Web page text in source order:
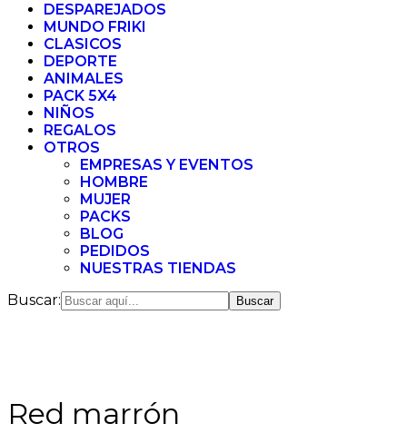
DESPAREJADOS
MUNDO FRIKI
CLASICOS
DEPORTE
ANIMALES
PACK 5X4
NIÑOS
REGALOS
OTROS
EMPRESAS Y EVENTOS
HOMBRE
MUJER
PACKS
BLOG
PEDIDOS
NUESTRAS TIENDAS
Buscar:
Red marrón